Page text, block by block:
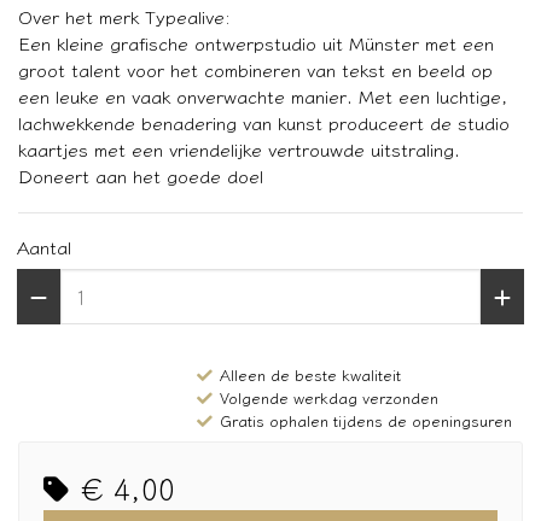
Over het merk Typealive:
Een kleine grafische ontwerpstudio uit Münster met een
groot talent voor het combineren van tekst en beeld op
een leuke en vaak onverwachte manier. Met een luchtige,
lachwekkende benadering van kunst produceert de studio
kaartjes met een vriendelijke vertrouwde uitstraling.
Doneert aan het goede doel
Aantal
Alleen de beste kwaliteit
Volgende werkdag verzonden
Gratis ophalen tijdens de openingsuren
€ 4,00